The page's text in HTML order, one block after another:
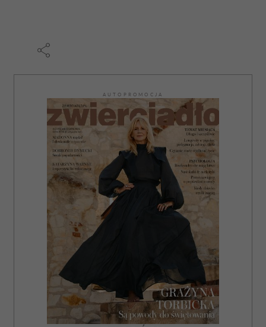
AUTOPROMOCJA